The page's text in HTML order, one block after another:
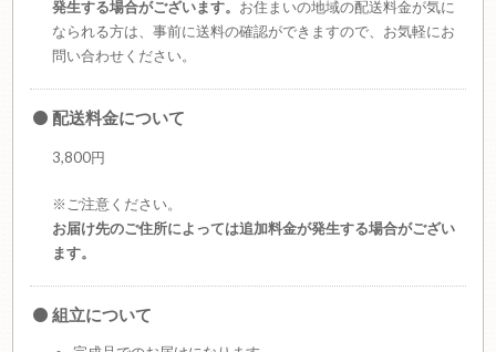
発生する場合がございます。 お住まいの地域の配送料金が気に
なられる方は、事前に送料の確認ができますので、お気軽にお
問い合わせください。
配送料金について
3,800円
※ご注意ください。
お届け先のご住所によっては追加料金が発生する場合がござい
ます。
組立について